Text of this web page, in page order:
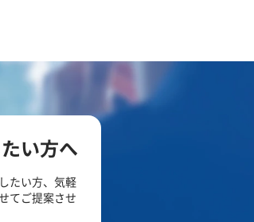
い方へ
たい方、気軽
てご提案させ